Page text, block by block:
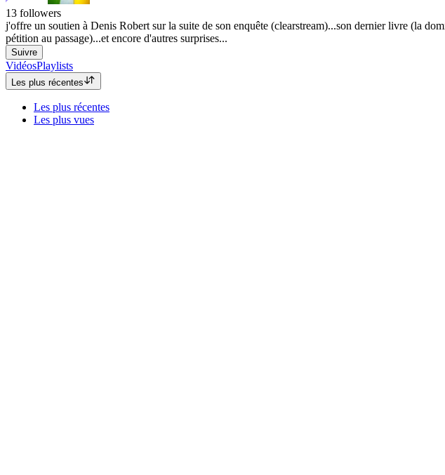
13 followers
j'offre un soutien à Denis Robert sur la suite de son enquête (clearstream)...son dernier livre (la
pétition au passage)...et encore d'autres surprises...
Suivre
VidéosPlaylists
Les plus récentes
Les plus récentes
Les plus vues